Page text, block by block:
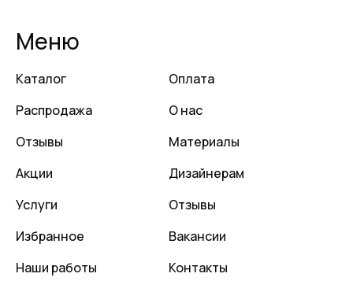
Меню
Каталог
Распродажа
Отзывы
Акции
Услуги
Избранное
Наши работы
Оплата
О нас
Материалы
Дизайнерам
Отзывы
Вакансии
Контакты